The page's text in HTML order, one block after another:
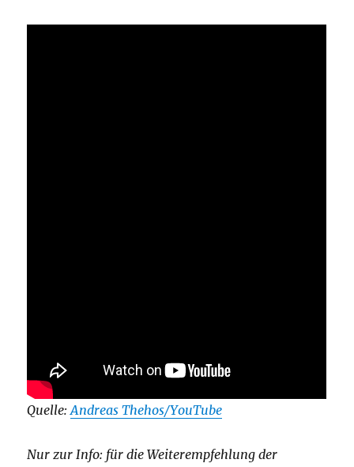
Quelle:Andreas Thehos/YouTube
Nur zur Info: für die Weiterempfehlung der